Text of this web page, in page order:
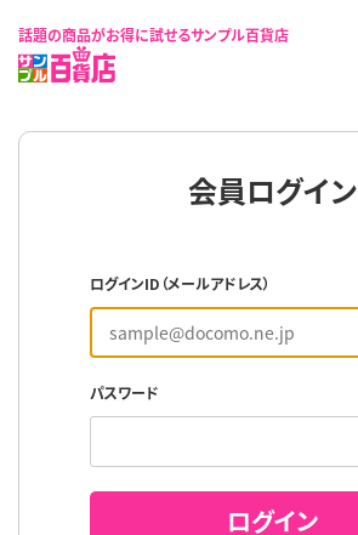
話題の商品がお得に試せるサンプル百貨店
会員ログイン
ログインID（メールアドレス）
パスワード
ログイン